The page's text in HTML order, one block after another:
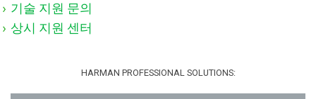
기술 지원 문의
상시 지원 센터
HARMAN PROFESSIONAL SOLUTIONS: